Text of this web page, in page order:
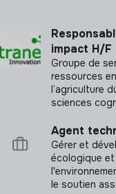
impact H/F
Groupe de
ressources
l’agriculture
sciences
Agent
Gérer et
écologique
le soutien